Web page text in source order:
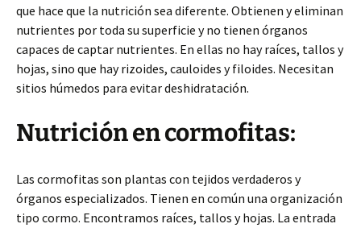
que hace que la nutrición sea diferente. Obtienen y eliminan
nutrientes por toda su superficie y no tienen órganos
capaces de captar nutrientes. En ellas no hay raíces, tallos y
hojas, sino que hay rizoides, cauloides y filoides. Necesitan
sitios húmedos para evitar deshidratación.
Nutrición en cormofitas:
Las cormofitas son plantas con tejidos verdaderos y
órganos especializados. Tienen en común una organización
tipo cormo. Encontramos raíces, tallos y hojas. La entrada